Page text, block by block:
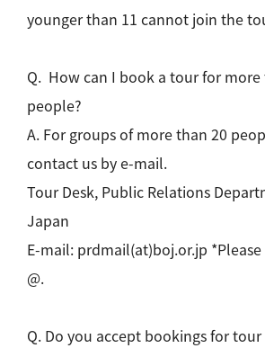
younger than 11 cannot join the
Q. How can I book a tour for more
people?
A. For groups of more than 20
contact us by e-mail.
Tour Desk, Public Relations
Japan
E-mail: prdmail(at)boj.or.jp
@.
Q. Do you accept bookings for